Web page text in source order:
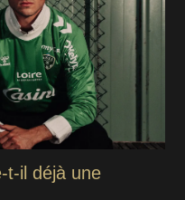
t-il déjà une